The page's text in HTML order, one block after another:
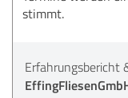
stimmt.
Erfahrungsbericht